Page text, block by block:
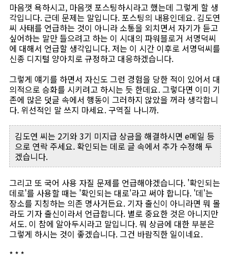
마음껏 욕하시고, 마음껏 포스팅하시라고 했는데 그렇게 할 생
각입니다. 근데 문제는 말입니다. 포스팅의 내용인데요. 김도연
씨 사태를 언급하는 것이 아니라 소통을 외치면서 자기가 듣고
싶어하는 말만 들으려고 하는 이 시대의 파워블로거 서명덕씨
에 대해서 언급할 생각입니다. 저는 이 시간 이후로 서명덕씨를
신종 디지털 양아치로 규정하고 대응하겠습니다.
그렇게 얘기를 하면서 자신도 그런 경험을 당한 적이 있어서 대
의적으로 승화를 시키려고 하시는 듯 한데요. 그렇다면 이미 기
존에 많은 덧글 속에서 행동이 그러하지 않았을 꺼라 생각합니
다. 위선적인 말 쓰지 마세요. 구역질 나니까.
김도연 씨는 2기와 3기 미지급 상금을 해결하시면 e메일 등
으로 연락 주세요. 확인되는 데로 글 속에서 추가 수정해 두
겠습니다.
그리고 또 국어 사용 자질 문제를 언급해야겠습니다. '확인되는
데로'를 사용할 때는 '확인되는 대로'라고 써야 합니다. '데'는
장소를 지칭하는 의존 명사거든요. 기자 출신이 아니라면 뭐 몰
라도 기자 출신이라서 언급합니다. 별로 중요한 것은 아니지만
서도. 이 참에 알아두시라고 말입니다. 뭐 상금에 대한 부분은
그렇게 하시는 것이 좋겠습니다. 그건 바람직한 일이네요.
* * *